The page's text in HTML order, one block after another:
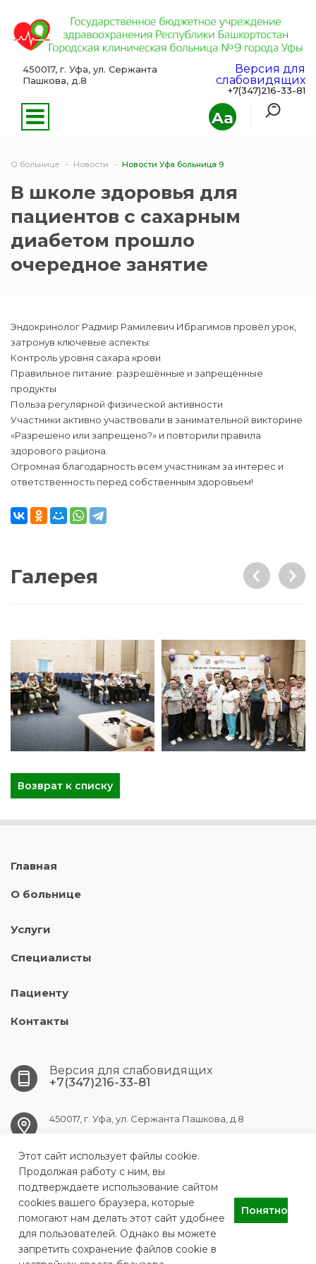
Aa
450017, г. Уфа, ул. Сержанта
Пашкова, д.8
Версия для
слабовидящих
+7(347)216-33-81
О больнице Новости Новости Уфа больница 9
В школе здоровья для
пациентов с сахарным
диабетом прошло
очередное занятие
Эндокринолог Радмир Рамилевич Ибрагимов провёл урок,
затронув ключевые аспекты:
Контроль уровня сахара крови
Правильное питание: разрешённые и запрещённые
продукты
Польза регулярной физической активности
Участники активно участвовали в занимательной викторине
«Разрешено или запрещено?» и повторили правила
здорового рациона.
Огромная благодарность всем участникам за интерес и
ответственность перед собственным здоровьем!
Галерея
Возврат к списку
Главная
О больнице
Услуги
Специалисты
Пациенту
Контакты
Версия для слабовидящих
+7(347)216-33-81
450017, г. Уфа, ул. Сержанта Пашкова, д.8
ufa.gb9@doctorrb.ru
ГБУЗ РБ Городская клиническая больница №9 города Уфы
Этот сайт использует файлы cookie.
Продолжая работу с ним, вы
подтверждаете использование сайтом
cookies вашего браузера, которые
помогают нам делать этот сайт удобнее
для пользователей. Однако вы можете
запретить сохранение файлов cookie в
Понятно